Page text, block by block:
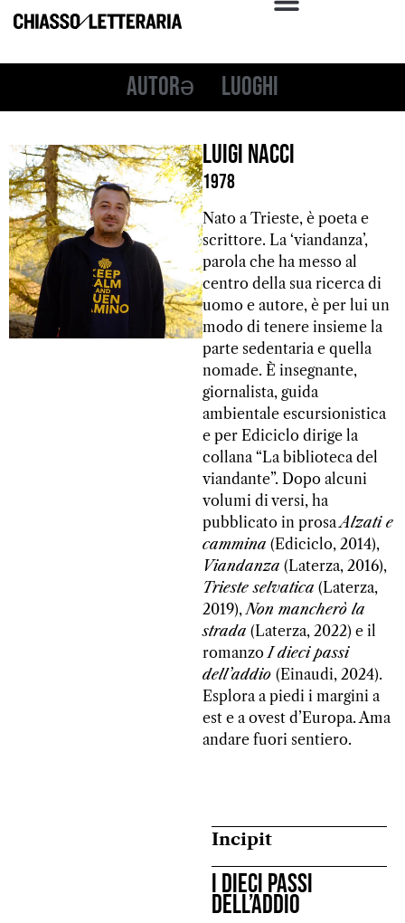
Autorə Luoghi
Luigi Nacci
1978
Nato a Trieste, è poeta e
scrittore. La ‘viandanza’,
parola che ha messo al
centro della sua ricerca di
uomo e autore, è per lui un
modo di tenere insieme la
parte sedentaria e quella
nomade. È insegnante,
giornalista, guida
ambientale escursionistica
e per Ediciclo dirige la
collana “La biblioteca del
viandante”. Dopo alcuni
volumi di versi, ha
pubblicato in prosaAlzati e
cammina (Ediciclo, 2014),
Viandanza (Laterza, 2016),
Trieste selvatica (Laterza,
2019), Non mancherò la
strada (Laterza, 2022) e il
romanzo I dieci passi
dell’addio (Einaudi, 2024).
Esplora a piedi i margini a
est e a ovest d’Europa. Ama
andare fuori sentiero.
Incipit
I dieci passi
dell’addio